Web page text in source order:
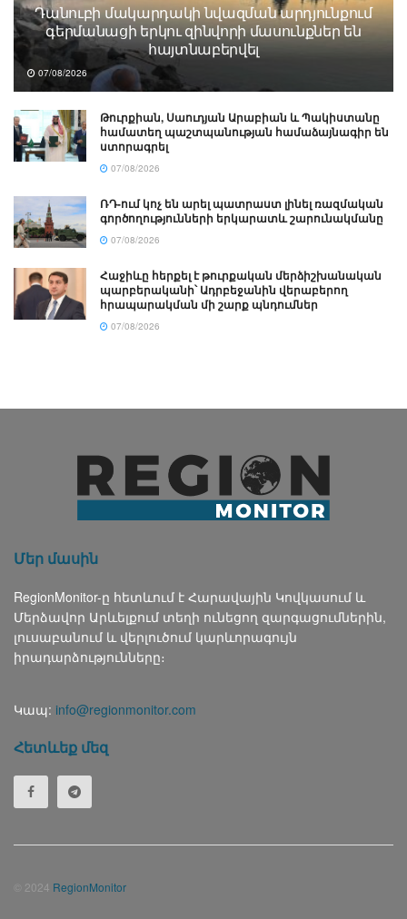
Դանուբի մակարդակի նվազման արդյունքում
գերմանացի երկու զինվորի մասունքներ են
հայտնաբերվել
07/08/2026
Թուրքիան, Սաուդյան Արաբիան և Պակիստանը
համատեղ պաշտպանության համաձայնագիր են
ստորագրել
07/08/2026
ՌԴ-ում կոչ են արել պատրաստ լինել ռազմական
գործողությունների երկարատև շարունակմանը
07/08/2026
Հաջիևը հերքել է թուրքական մերձիշխանական
պարբերականի՝ Ադրբեջանին վերաբերող
հրապարակման մի շարք պնդումներ
07/08/2026
Մեր մասին
RegionMonitor-ը հետևում է Հարավային Կովկասում և
Մերձավոր Արևելքում տեղի ունեցող զարգացումներին,
լուսաբանում և վերլուծում կարևորագույն
իրադարձությունները։
Կապ: info@regionmonitor.com
Հետևեք մեզ
© 2024 RegionMonitor